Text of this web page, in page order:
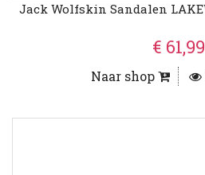
Jack Wolfskin Sandalen
€ 61,99
Naar shop